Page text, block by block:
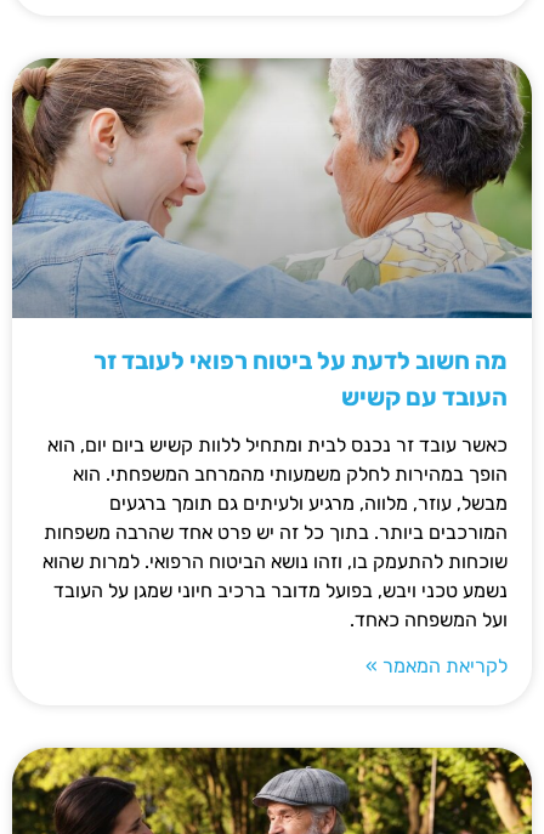
מה חשוב לדעת על ביטוח רפואי לעובד זר
העובד עם קשיש
כאשר עובד זר נכנס לבית ומתחיל ללוות קשיש ביום יום, הוא
הופך במהירות לחלק משמעותי מהמרחב המשפחתי. הוא
מבשל, עוזר, מלווה, מרגיע ולעיתים גם תומך ברגעים
המורכבים ביותר. בתוך כל זה יש פרט אחד שהרבה משפחות
שוכחות להתעמק בו, וזהו נושא הביטוח הרפואי. למרות שהוא
נשמע טכני ויבש, בפועל מדובר ברכיב חיוני שמגן על העובד
ועל המשפחה כאחד.
לקריאת המאמר »